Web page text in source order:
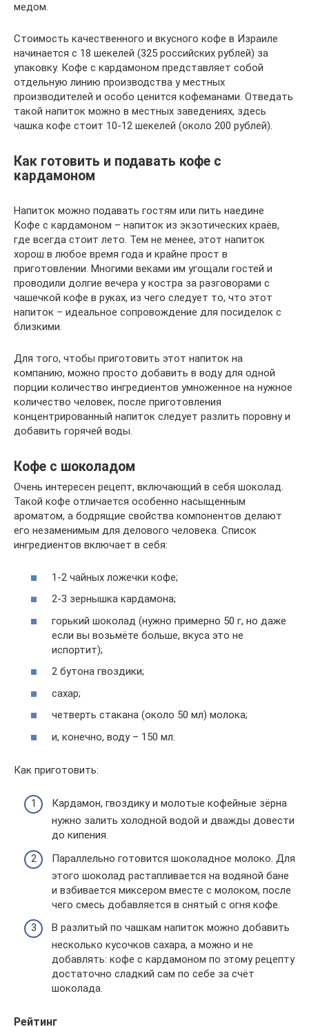
медом.
Стоимость качественного и вкусного кофе в Израиле
начинается с 18 шекелей (325 российских рублей) за
упаковку. Кофе с кардамоном представляет собой
отдельную линию производства у местных
производителей и особо ценится кофеманами. Отведать
такой напиток можно в местных заведениях, здесь
чашка кофе стоит 10-12 шекелей (около 200 рублей).
Как готовить и подавать кофе с
кардамоном
Напиток можно подавать гостям или пить наедине
Кофе с кардамоном – напиток из экзотических краёв,
где всегда стоит лето. Тем не менее, этот напиток
хорош в любое время года и крайне прост в
приготовлении. Многими веками им угощали гостей и
проводили долгие вечера у костра за разговорами с
чашечкой кофе в руках, из чего следует то, что этот
напиток – идеальное сопровождение для посиделок с
близкими.
Для того, чтобы приготовить этот напиток на
компанию, можно просто добавить в воду для одной
порции количество ингредиентов умноженное на нужное
количество человек, после приготовления
концентрированный напиток следует разлить поровну и
добавить горячей воды.
Кофе с шоколадом
Очень интересен рецепт, включающий в себя шоколад.
Такой кофе отличается особенно насыщенным
ароматом, а бодрящие свойства компонентов делают
его незаменимым для делового человека. Список
ингредиентов включает в себя:
1-2 чайных ложечки кофе;
2-3 зернышка кардамона;
горький шоколад (нужно примерно 50 г, но даже
если вы возьмёте больше, вкуса это не
испортит);
2 бутона гвоздики;
сахар;
четверть стакана (около 50 мл) молока;
и, конечно, воду – 150 мл.
Как приготовить:
Кардамон, гвоздику и молотые кофейные зёрна
нужно залить холодной водой и дважды довести
до кипения.
Параллельно готовится шоколадное молоко. Для
этого шоколад растапливается на водяной бане
и взбивается миксером вместе с молоком, после
чего смесь добавляется в снятый с огня кофе.
В разлитый по чашкам напиток можно добавить
несколько кусочков сахара, а можно и не
добавлять: кофе с кардамоном по этому рецепту
достаточно сладкий сам по себе за счёт
шоколада.
Рейтинг